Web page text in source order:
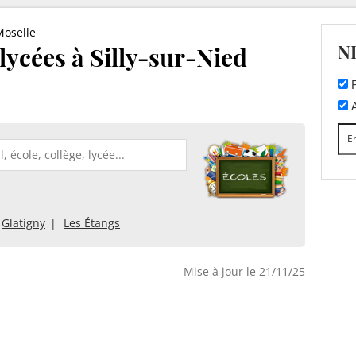
à Silly-sur-Nied
Glatigny Les Étangs
Mise à jour le 21/11/25